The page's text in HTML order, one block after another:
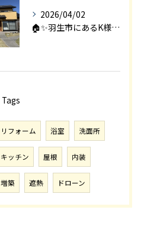
2026/04/02
🏠✨羽生市にあるK様邸は、2008年に㈱エアロックで新築され...
Tags
リフォーム 浴室 洗面所
キッチン 屋根 内装
増築 遮熱 ドローン